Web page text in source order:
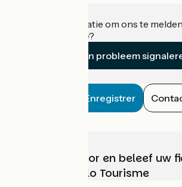
Heeft u informatie om ons te
accommodatie?
Een probleem
Enregistrer
Kies, bereid voor en beleef uw
met France Vélo Tourisme